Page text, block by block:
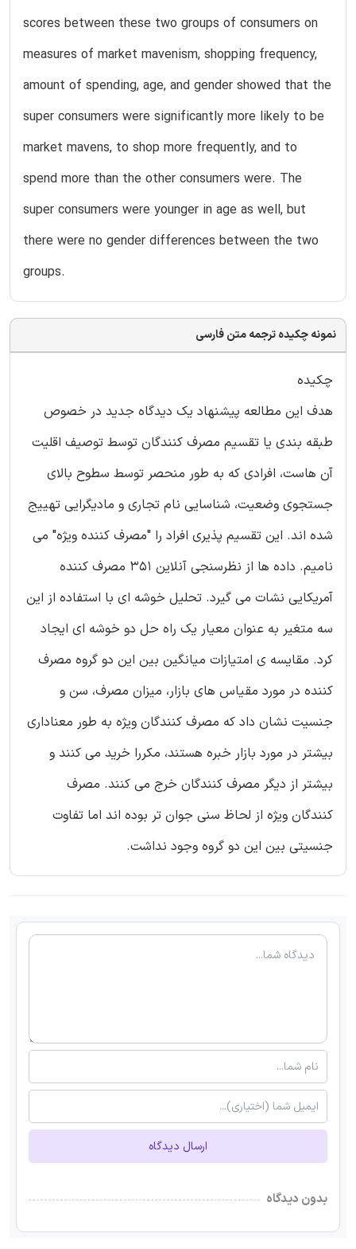
scores between these two groups of consumers on
measures of market mavenism, shopping frequency,
amount of spending, age, and gender showed that the
super consumers were significantly more likely to be
market mavens, to shop more frequently, and to
spend more than the other consumers were. The
super consumers were younger in age as well, but
there were no gender differences between the two
groups.
نمونه چکیده ترجمه متن فارسی
چکیده
هدف این مطالعه پیشنهاد یک دیدگاه جدید در خصوص
طبقه بندی یا تقسیم مصرف کنندگان توسط توصیف اقلیت
آن هاست، افرادی که به طور منحصر توسط سطوح بالای
جستجوی وضعیت، شناسایی نام تجاری و مادیگرایی تهییج
شده اند. این تقسیم پذیری افراد را "مصرف کننده ویژه" می
نامیم. داده ها از نظرسنجی آنلاین 351 مصرف کننده
آمریکایی نشات می گیرد. تحلیل خوشه ای با استفاده از این
سه متغیر به عنوان معیار یک راه حل دو خوشه ای ایجاد
کرد. مقایسه ی امتیازات میانگین بین این دو گروه مصرف
کننده در مورد مقیاس های بازار، میزان مصرف، سن و
جنسیت نشان داد که مصرف کنندگان ویژه به طور معناداری
بیشتر در مورد بازار خبره هستند، مکررا خرید می کنند و
بیشتر از دیگر مصرف کنندگان خرج می کنند. مصرف
کنندگان ویژه از لحاظ سنی جوان تر بوده اند اما تفاوت
جنسیتی بین این دو گروه وجود نداشت.
ارسال دیدگاه
بدون دیدگاه